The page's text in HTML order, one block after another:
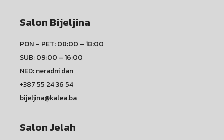
Salon Bijeljina
PON – PET: 08:00 – 18:00
SUB: 09:00 – 16:00
NED: neradni dan
+387 55 24 36 54
bijeljina@kalea.ba
Salon Jelah